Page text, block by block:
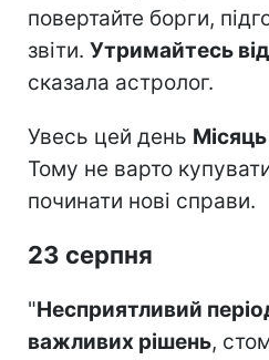
повертайте борги,
звіти. Утримайтесь
сказала астролог.
Увесь цей день
Тому не варто
починати нові справи.
23 серпня
"Несприятливий
важливих рішень,